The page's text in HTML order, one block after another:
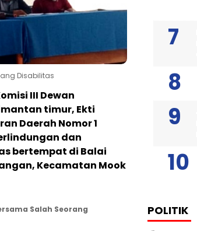
Disabilitas
III Dewan
timur, Ekti
Daerah Nomor 1
dan
bertempat di Balai
Kecamatan Mook
Salah Seorang
POLITIK